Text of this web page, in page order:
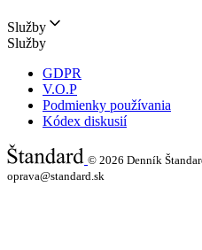
Služby
Služby
GDPR
V.O.P
Podmienky používania
Kódex diskusií
© 2026 Denník
oprava@standard.sk